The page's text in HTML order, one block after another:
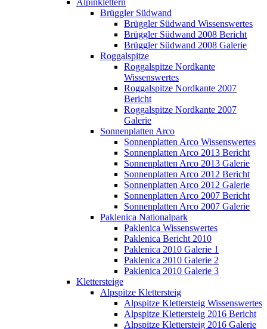
Alpinklettern
Brüggler Südwand
Brüggler Südwand Wissenswertes
Brüggler Südwand 2008 Bericht
Brüggler Südwand 2008 Galerie
Roggalspitze
Roggalspitze Nordkante
Wissenswertes
Roggalspitze Nordkante 2007
Bericht
Roggalspitze Nordkante 2007
Galerie
Sonnenplatten Arco
Sonnenplatten Arco Wissenswertes
Sonnenplatten Arco 2013 Bericht
Sonnenplatten Arco 2013 Galerie
Sonnenplatten Arco 2012 Bericht
Sonnenplatten Arco 2012 Galerie
Sonnenplatten Arco 2007 Bericht
Sonnenplatten Arco 2007 Galerie
Paklenica Nationalpark
Paklenica Wissenswertes
Paklenica Bericht 2010
Paklenica 2010 Galerie 1
Paklenica 2010 Galerie 2
Paklenica 2010 Galerie 3
Klettersteige
Alpspitze Klettersteig
Alpspitze Klettersteig Wissenswertes
Alpspitze Klettersteig 2016 Bericht
Alpspitze Klettersteig 2016 Galerie